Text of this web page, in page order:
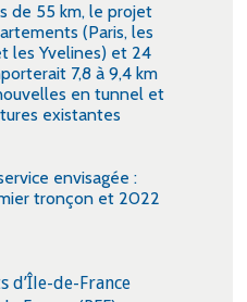
de 55 km, le projet
(Paris, les
les Yvelines) et 24
7,8 à 9,4 km
en tunnel et
existantes
envisagée :
tronçon et 2022
d’Île-de-France